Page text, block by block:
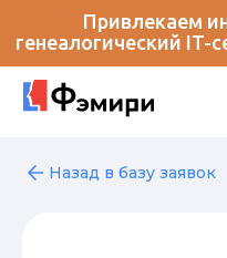
Привлекаем
генеалогический IT-
Назад в базу заявок